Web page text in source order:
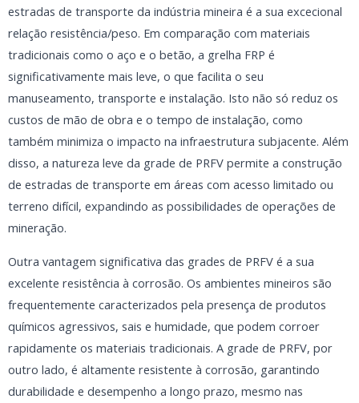
estradas de transporte da indústria mineira é a sua excecional
relação resistência/peso. Em comparação com materiais
tradicionais como o aço e o betão, a grelha FRP é
significativamente mais leve, o que facilita o seu
manuseamento, transporte e instalação. Isto não só reduz os
custos de mão de obra e o tempo de instalação, como
também minimiza o impacto na infraestrutura subjacente. Além
disso, a natureza leve da grade de PRFV permite a construção
de estradas de transporte em áreas com acesso limitado ou
terreno difícil, expandindo as possibilidades de operações de
mineração.
Outra vantagem significativa das grades de PRFV é a sua
excelente resistência à corrosão. Os ambientes mineiros são
frequentemente caracterizados pela presença de produtos
químicos agressivos, sais e humidade, que podem corroer
rapidamente os materiais tradicionais. A grade de PRFV, por
outro lado, é altamente resistente à corrosão, garantindo
durabilidade e desempenho a longo prazo, mesmo nas